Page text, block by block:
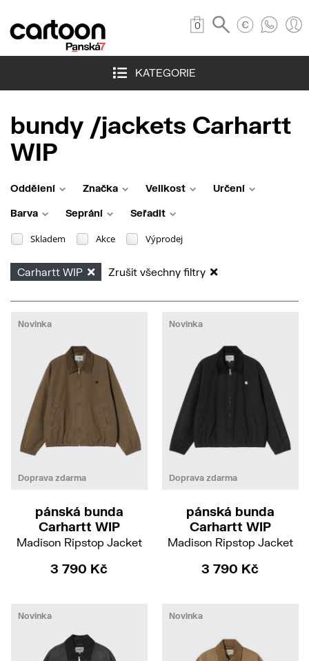
0
KATEGORIE
bundy /jackets Carhartt
WIP
Oddělení Značka Velikost Určení
Barva Seprání Seřadit
Skladem Akce Výprodej
Carhartt WIP Zrušit všechny filtry
Doprava zdarma
Novinka
SML
pánská bunda
Carhartt WIP
Madison Ripstop Jacket
3 790 Kč
Doprava zdarma
Novinka
SXL
pánská bunda
Carhartt WIP
Madison Ripstop Jacket
3 790 Kč
Novinka Novinka